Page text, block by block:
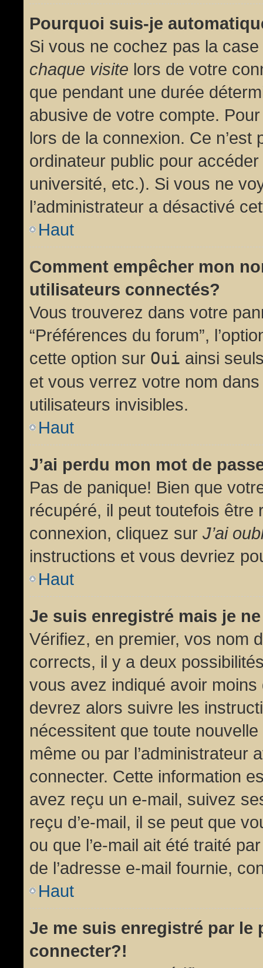
Pourquoi suis-je
Si vous ne cochez pas la case
chaque visite lors de votre
que pendant une durée
abusive de votre compte.
lors de la connexion. Ce
ordinateur public pour
université, etc.). Si vous ne
l’administrateur a désactivé
Haut
Comment empêcher mon
utilisateurs connectés?
Vous trouverez dans votre
“Préférences du forum”,
cette option sur Oui ainsi
et vous verrez votre nom
utilisateurs invisibles.
Haut
J’ai perdu mon mot de
Pas de panique! Bien que
récupéré, il peut toutefois être
connexion, cliquez sur J’ai
instructions et vous devriez
Haut
Je suis enregistré mais je
Vérifiez, en premier, vos nom
corrects, il y a deux
vous avez indiqué avoir
devrez alors suivre les
nécessitent que toute
même ou par l’administrateur
connecter. Cette information
avez reçu un e-mail, suivez
reçu d’e-mail, il se peut que
ou que l’e-mail ait été traité
de l’adresse e-mail fournie,
Haut
Je me suis enregistré par le
connecter?!